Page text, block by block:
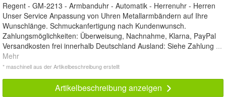
Regent - GM-2213 - Armbanduhr - Automatik - Herrenuhr - Herren
Unser Service Anpassung von Uhren Metallarmbändern auf Ihre
Wunschlänge. Schmuckanfertigung nach Kundenwunsch.
Zahlungsmöglichkeiten: Überweisung, Nachnahme, Klarna, PayPal
Versandkosten frei innerhalb Deutschland Ausland: Siehe Zahlung ...
Mehr
* maschinell aus der Artikelbeschreibung erstellt
Artikelbeschreibung anzeigen